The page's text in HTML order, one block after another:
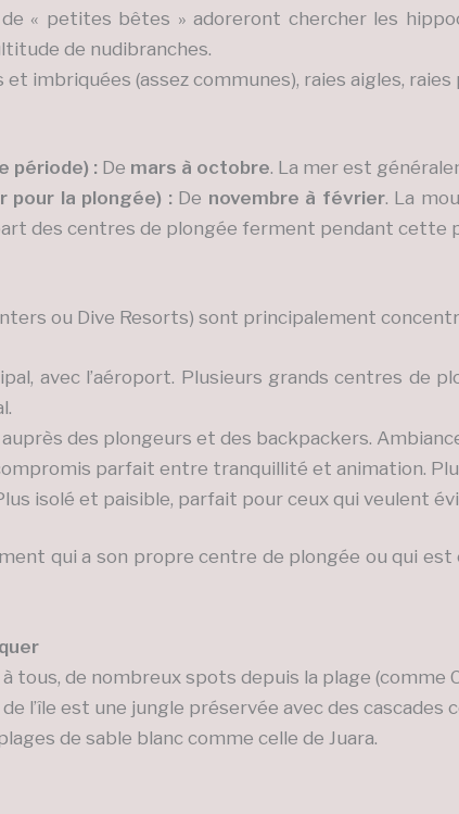
« petites bêtes » adoreront chercher les
de nudibranches.
imbriquées (assez communes), raies aigles,
période) : De mars à octobre. La mer est
pour la plongée) :De novembre à février. La
des centres de plongée ferment pendant cette
ou Dive Resorts) sont principalement
avec l’aéroport. Plusieurs grands centres de
des plongeurs et des backpackers.
parfait entre tranquillité et animation.
isolé et paisible, parfait pour ceux qui veulent
qui a son propre centre de plongée ou qui est
tous, de nombreux spots depuis la plage (comme
de l’île est une jungle préservée avec des cascades
de sable blanc comme celle de Juara.